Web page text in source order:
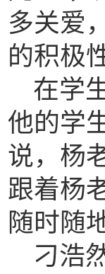
多关爱
的积极
在学
他的学
说，杨
跟着杨
随时随
刁浩